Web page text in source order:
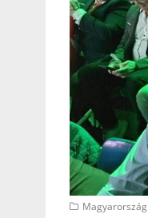
Magyarország